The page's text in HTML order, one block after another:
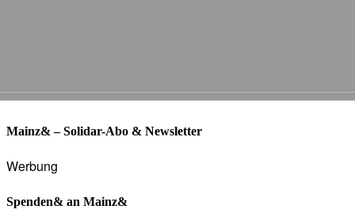
Mainz& – Solidar-Abo & Newsletter
Werbung
Spenden& an Mainz&